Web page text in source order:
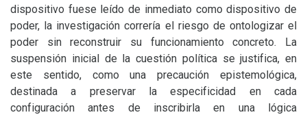
dispositivo fuese leído de inmediato como dispositivo de
poder, la investigación correría el riesgo de ontologizar el
poder sin reconstruir su funcionamiento concreto. La
suspensión inicial de la cuestión política se justifica, en
este sentido, como una precaución epistemológica,
destinada a preservar la especificidad en cada
configuración antes de inscribirla en una lógica